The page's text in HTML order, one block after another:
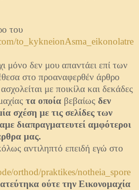
του
to_kykneionAsma_eikonolatre
μόνο δεν μου απαντάει επί των
στο προαναφερθέν άρθρο
με ποικίλα και δεκάδες
τα οποία βεβαίως δεν
σχέση με τις σελίδες των
διαπραγματευτεί αμφότεροι
μας.
αντιληπτό επειδή εγώ στο
orthod/praktikes/notheia_spore
ούτε την Εικονομαχία